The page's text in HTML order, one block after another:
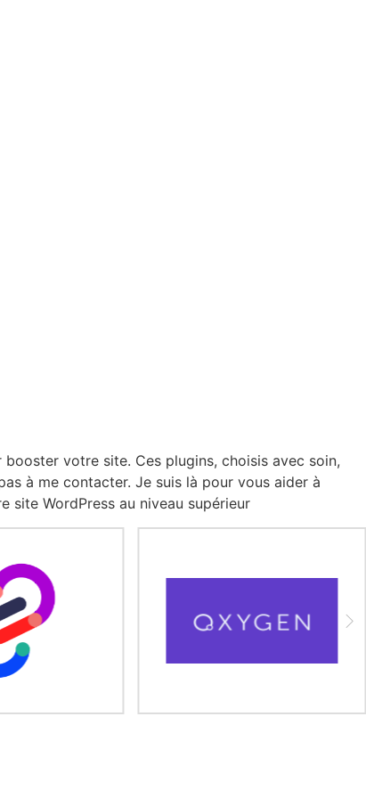
votre site. Ces plugins, choisis avec soin,
à me contacter. Je suis là pour vous aider à
site WordPress au niveau supérieur